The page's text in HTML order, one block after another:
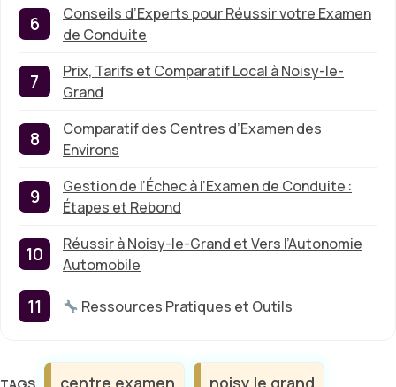
Conseils d’Experts pour Réussir votre Examen
de Conduite
Prix, Tarifs et Comparatif Local à Noisy-le-
Grand
Comparatif des Centres d’Examen des
Environs
Gestion de l’Échec à l’Examen de Conduite :
Étapes et Rebond
Réussir à Noisy-le-Grand et Vers l’Autonomie
Automobile
Ressources Pratiques et Outils
Étiquettes
centre examen noisy le grand